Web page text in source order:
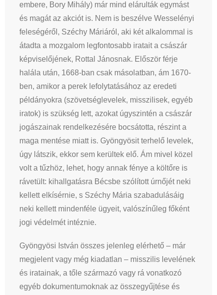
embere, Bory Mihály) már mind elárulták egymást
és magát az akciót is. Nem is beszélve Wesselényi
feleségéről, Széchy Máriáról, aki két alkalommal is
átadta a mozgalom legfontosabb iratait a császár
képviselőjének, Rottal Jánosnak. Először férje
halála után, 1668-ban csak másolatban, ám 1670-
ben, amikor a perek lefolytatásához az eredeti
példányokra (szövetséglevelek, misszilisek, egyéb
iratok) is szükség lett, azokat úgyszintén a császár
jogászainak rendelkezésére bocsátotta, részint a
maga mentése miatt is. Gyöngyösit terhelő levelek,
úgy látszik, ekkor sem kerültek elő. Ám mivel közel
volt a tűzhöz, lehet, hogy annak fénye a költőre is
rávetült: kihallgatásra Bécsbe szólított úrnőjét neki
kellett elkísérnie, s Széchy Mária szabadulásáig
neki kellett mindenféle ügyeit, valószínűleg főként
jogi védelmét intéznie.
Gyöngyösi István összes jelenleg elérhető – már
megjelent vagy még kiadatlan – misszilis levelének
és iratainak, a tőle származó vagy rá vonatkozó
egyéb dokumentumoknak az összegyűjtése és